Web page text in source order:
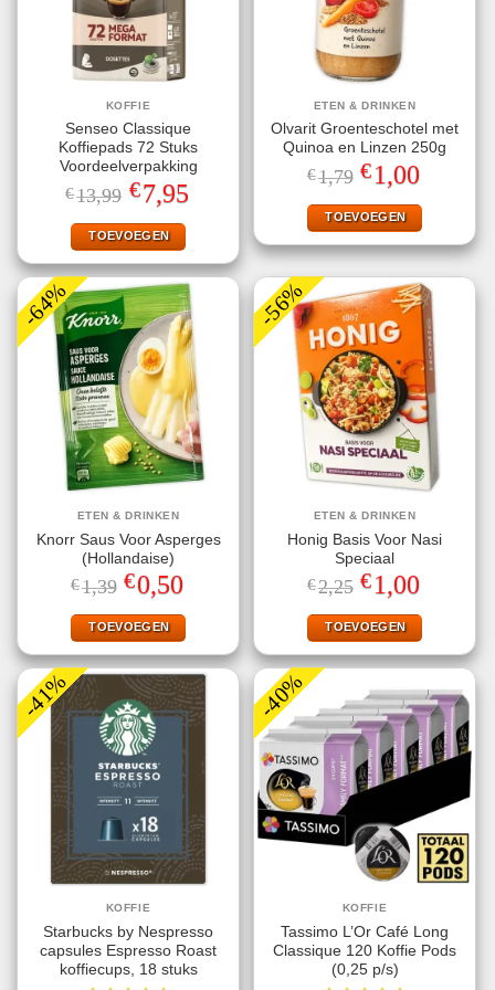
KOFFIE
Senseo Classique
Koffiepads 72 Stuks
Voordeelverpakking
€13,99 Oorspronkelijke
prijs
was:
€13,99.
€7,95prijs
TOEVOEGEN
ETEN & DRINKEN
Olvarit Groenteschotel met
Quinoa en Linzen 250g
€1,79 Oorspronkelijke
prijs
was:
€1,79.
€1,00
is:
€1,00.
TOEVOEGEN
-64%
ETEN & DRINKEN
Knorr Saus Voor Asperges
(Hollandaise)
€1,39 Oorspronkelijke
prijs
was:
€1,39.
€0,50
is:
€0,50.
TOEVOEGEN
-56%
ETEN & DRINKEN
Honig Basis Voor Nasi
Speciaal
€2,25 Oorspronkelijke
prijs
was:
€2,25.
€1,00
is:
€1,00.
TOEVOEGEN
-41%
KOFFIE
Starbucks by Nespresso
capsules Espresso Roast
koffiecups, 18 stuks
-40%
KOFFIE
Tassimo L’Or Café Long
Classique 120 Koffie Pods
(0,25 p/s)